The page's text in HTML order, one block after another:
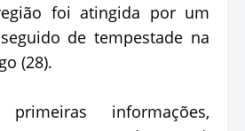
foi atingida por um
de tempestade na
(28).
informações,